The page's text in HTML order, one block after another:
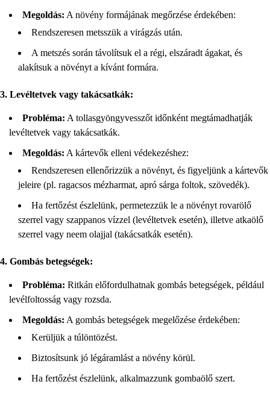
Megoldás: A növény formájának megőrzése érdekében:
Rendszeresen metsszük a virágzás után.
A metszés során távolítsuk el a régi, elszáradt ágakat, és
alakítsuk a növényt a kívánt formára.
3. Levéltetvek vagy takácsatkák:
Probléma: A tollasgyöngyvesszőt időnként megtámadhatják
levéltetvek vagy takácsatkák.
Megoldás: A kártevők elleni védekezéshez:
Rendszeresen ellenőrizzük a növényt, és figyeljünk a kártevők
jeleire (pl. ragacsos mézharmat, apró sárga foltok, szövedék).
Ha fertőzést észlelünk, permetezzük le a növényt rovarölő
szerrel vagy szappanos vízzel (levéltetvek esetén), illetve atkaölő
szerrel vagy neem olajjal (takácsatkák esetén).
4. Gombás betegségek:
Probléma: Ritkán előfordulhatnak gombás betegségek, például
levélfoltosság vagy rozsda.
Megoldás: A gombás betegségek megelőzése érdekében:
Kerüljük a túlöntözést.
Biztosítsunk jó légáramlást a növény körül.
Ha fertőzést észlelünk, alkalmazzunk gombaölő szert.